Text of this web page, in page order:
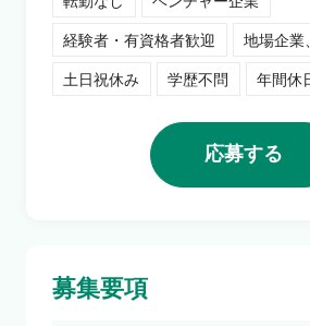
コンサルタ
利用者の声
よくあるご
経験者・有資格者歓迎 地場企業
土日祝休み 学歴不問 年間休
応募する
募集要項